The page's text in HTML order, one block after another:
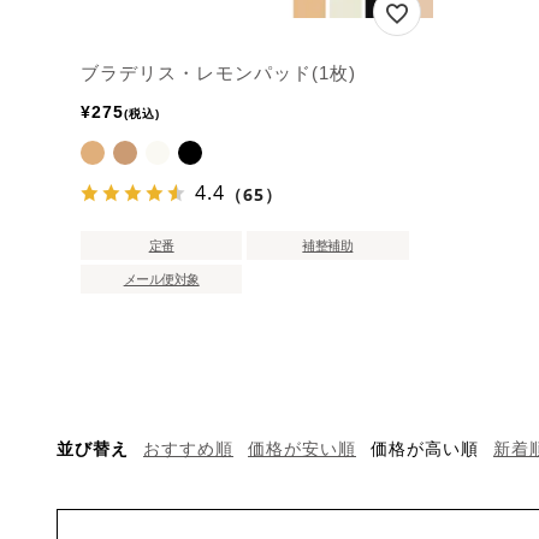
ブラデリス・レモンパッド(1枚)
¥275 税込
4.4 （65）
定番 補整補助
メール便対象
並び替え おすすめ順 価格が安い順 価格が高い順 新着